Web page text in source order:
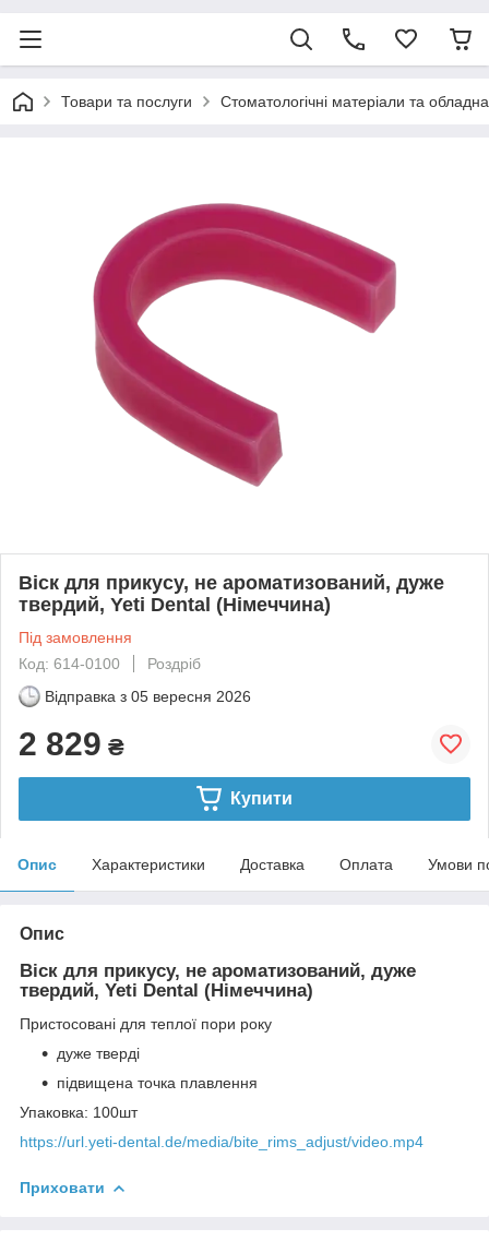
Товари та послуги Стоматологічні матеріали та
Віск для прикусу, не ароматизований, дуже
твердий, Yeti Dental (Німеччина)
Під замовлення
Код: 614-0100
Роздріб
Відправка з 05 вересня 2026
2 829 ₴
Купити
Опис Характеристики Доставка Оплата Умови
Опис
Віск для прикусу, не ароматизований, дуже
твердий, Yeti Dental (Німеччина)
Пристосовані для теплої пори року
дуже тверді
підвищена точка плавлення
Упаковка: 100шт
https://url.yeti-dental.de/media/bite_rims_adjust/video.mp4
Приховати